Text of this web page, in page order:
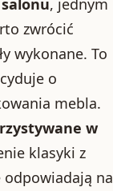
zwrócić
wykonane. To
o
mebla.
w
klasyki z
na